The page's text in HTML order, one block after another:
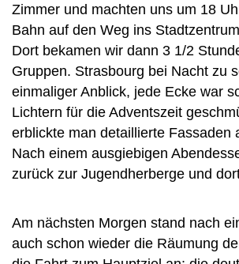
Zimmer und machten uns um 18
Bahn auf den Weg ins
Dort bekamen wir dann 3 1/2
Gruppen. Strasbourg bei Nacht zu
einmaliger Anblick, jede Ecke war
Lichtern für die Adventszeit
erblickte man detaillierte Fassaden
Nach einem ausgiebigen
zurück zur Jugendherberge und
Am nächsten Morgen stand nach
auch schon wieder die Räumung